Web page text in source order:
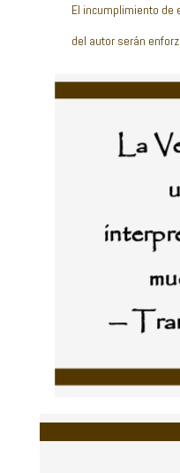
El incumplimiento de
del autor serán
La
—